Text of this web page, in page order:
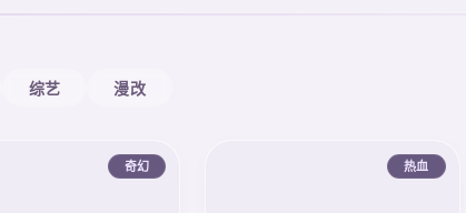
综艺 漫改
奇幻 热血